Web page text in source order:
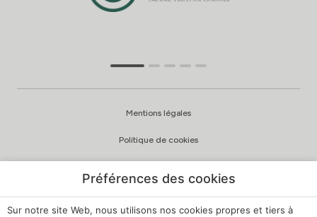
Mentions légales
Politique de cookies
Préférences des cookies
Sur notre site Web, nous utilisons nos cookies propres et tiers à